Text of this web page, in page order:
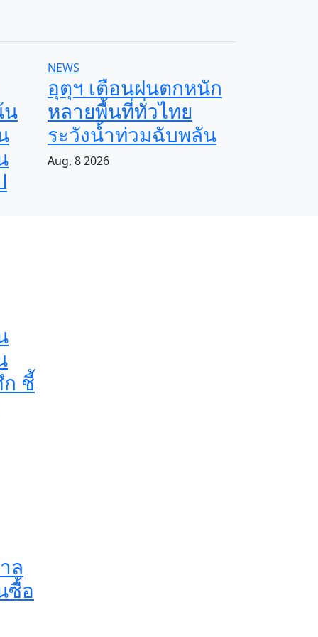
น
NEWS
อุตุฯ เตือนฝนตกหนัก
หลายพื้นที่ทั่วไทย
ระวังน้ำท่วมฉับพลัน
Aug, 8 2026
ชี้
ล
ซื้อ